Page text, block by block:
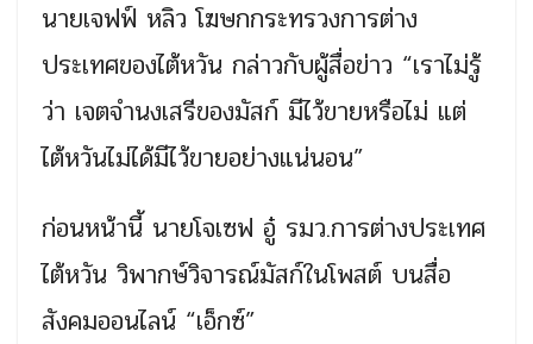
นายเจฟฟ์ หลิว โฆษกกระทรวงการต่าง
ประเทศของไต้หวัน กล่าวกับผู้สื่อข่าว “เราไม่รู้
ว่า เจตจำนงเสรีของมัสก์ มีไว้ขายหรือไม่ แต่
ไต้หวันไม่ได้มีไว้ขายอย่างแน่นอน”
ก่อนหน้านี้ นายโจเซฟ อู๋ รมว.การต่างประเทศ
ไต้หวัน วิพากษ์วิจารณ์มัสก์ในโพสต์ บนสื่อ
สังคมออนไลน์ “เอ็กซ์”